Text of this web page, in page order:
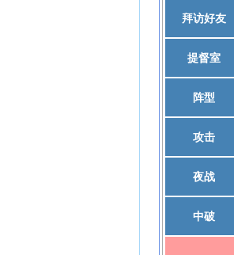
拜访好友
提督室
阵型
攻击
夜战
中破